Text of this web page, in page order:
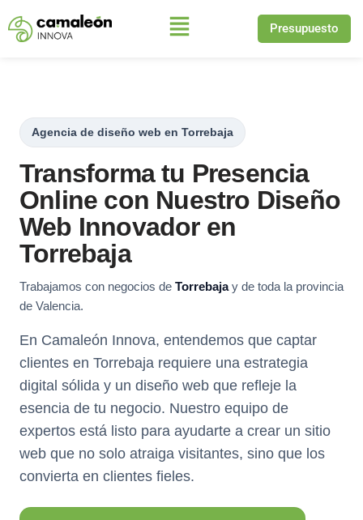
Saltar
Presupuesto
Agencia de diseño web en Torrebaja
Transforma tu Presencia
Online con Nuestro Diseño
Web Innovador en
Torrebaja
Trabajamos con negocios de Torrebajay de toda la provincia
de Valencia.
En Camaleón Innova, entendemos que captar
clientes en Torrebaja requiere una estrategia
digital sólida y un diseño web que refleje la
esencia de tu negocio. Nuestro equipo de
expertos está listo para ayudarte a crear un sitio
web que no solo atraiga visitantes, sino que los
convierta en clientes fieles.